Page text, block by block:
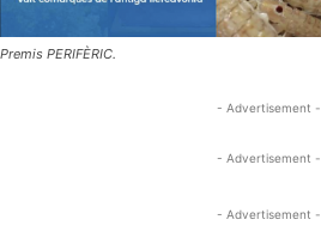
Premis PERIFÈRIC.
- Advertisement -
- Advertisement -
- Advertisement -